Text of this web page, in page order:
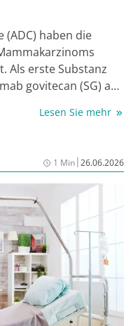
haben die
Als erste Substanz
govitecan (SG) ab
Lesen Sie mehr
1 Min|26.06.2026